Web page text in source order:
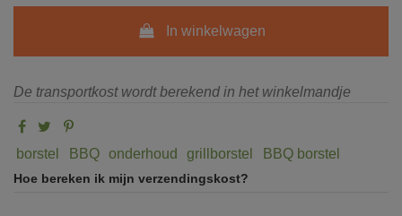
In winkelwagen
De transportkost wordt berekend in het winkelmandje
borstel BBQ onderhoud grillborstel BBQ borstel
Hoe bereken ik mijn verzendingskost?